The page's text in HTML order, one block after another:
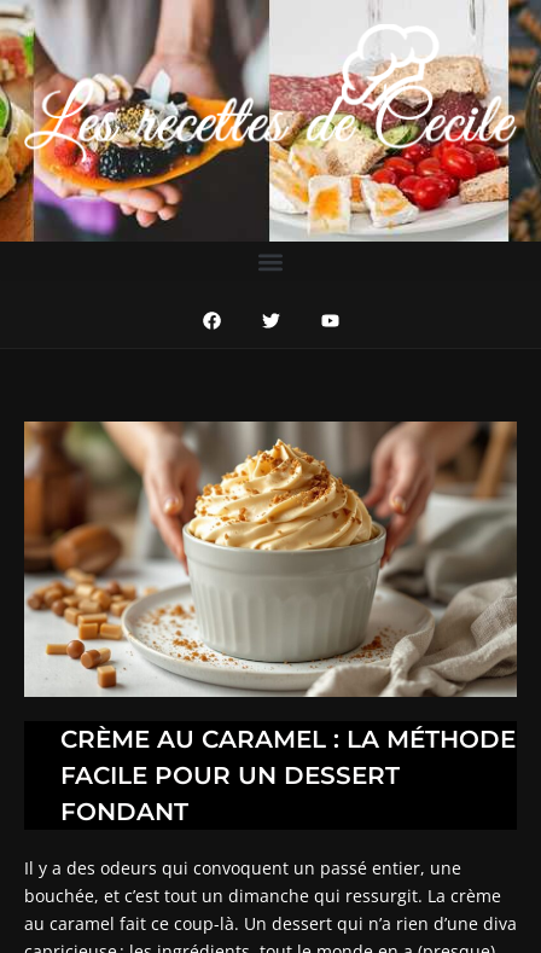
CRÈME AU CARAMEL : LA MÉTHODE
FACILE POUR UN DESSERT
FONDANT
Il y a des odeurs qui convoquent un passé entier, une
bouchée, et c’est tout un dimanche qui ressurgit. La crème
au caramel fait ce coup-là. Un dessert qui n’a rien d’une diva